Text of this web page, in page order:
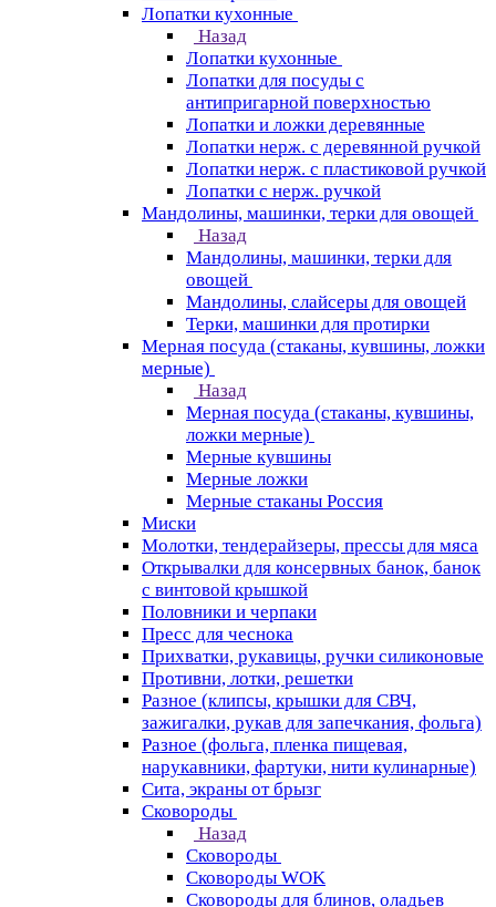
Лопатки кухонные
Назад
Лопатки кухонные
Лопатки для посуды с
антипригарной поверхностью
Лопатки и ложки деревянные
Лопатки нерж. с деревянной ручкой
Лопатки нерж. с пластиковой ручкой
Лопатки с нерж. ручкой
Мандолины, машинки, терки для овощей
Назад
Мандолины, машинки, терки для
овощей
Мандолины, слайсеры для овощей
Терки, машинки для протирки
Мерная посуда (стаканы, кувшины, ложки
мерные)
Назад
Мерная посуда (стаканы, кувшины,
ложки мерные)
Мерные кувшины
Мерные ложки
Мерные стаканы Россия
Миски
Молотки, тендерайзеры, прессы для мяса
Открывалки для консервных банок, банок
с винтовой крышкой
Половники и черпаки
Пресс для чеснока
Прихватки, рукавицы, ручки силиконовые
Противни, лотки, решетки
Разное (клипсы, крышки для СВЧ,
зажигалки, рукав для запечкания, фольга)
Разное (фольга, пленка пищевая,
нарукавники, фартуки, нити кулинарные)
Сита, экраны от брызг
Сковороды
Назад
Сковороды
Сковороды WOK
Сковороды для блинов, оладьев